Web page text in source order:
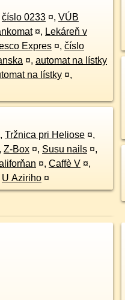
číslo 0233 ¤, VÚB
¤, Lekáreň v
Expres ¤, číslo
¤, automat na lístky
na lístky ¤,
, Tržnica pri Heliose ¤,
, Z-Box ¤, Susu nails ¤,
¤, Caffè V ¤,
U Aziriho ¤